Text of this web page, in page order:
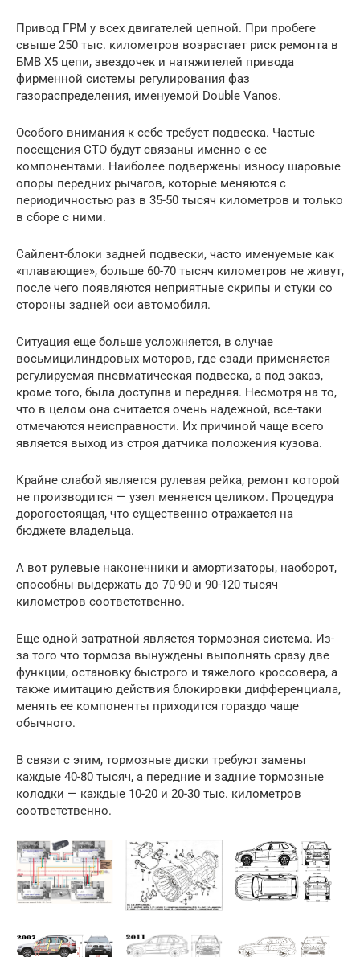
Привод ГРМ у всех двигателей цепной. При пробеге
свыше 250 тыс. километров возрастает риск ремонта в
БМВ Х5 цепи, звездочек и натяжителей привода
фирменной системы регулирования фаз
газораспределения, именуемой Double Vanos.
Особого внимания к себе требует подвеска. Частые
посещения СТО будут связаны именно с ее
компонентами. Наиболее подвержены износу шаровые
опоры передних рычагов, которые меняются с
периодичностью раз в 35-50 тысяч километров и только
в сборе с ними.
Сайлент-блоки задней подвески, часто именуемые как
«плавающие», больше 60-70 тысяч километров не живут,
после чего появляются неприятные скрипы и стуки со
стороны задней оси автомобиля.
Ситуация еще больше усложняется, в случае
восьмицилиндровых моторов, где сзади применяется
регулируемая пневматическая подвеска, а под заказ,
кроме того, была доступна и передняя. Несмотря на то,
что в целом она считается очень надежной, все-таки
отмечаются неисправности. Их причиной чаще всего
является выход из строя датчика положения кузова.
Крайне слабой является рулевая рейка, ремонт которой
не производится — узел меняется целиком. Процедура
дорогостоящая, что существенно отражается на
бюджете владельца.
А вот рулевые наконечники и амортизаторы, наоборот,
способны выдержать до 70-90 и 90-120 тысяч
километров соответственно.
Еще одной затратной является тормозная система. Из-
за того что тормоза вынуждены выполнять сразу две
функции, остановку быстрого и тяжелого кроссовера, а
также имитацию действия блокировки дифференциала,
менять ее компоненты приходится гораздо чаще
обычного.
В связи с этим, тормозные диски требуют замены
каждые 40-80 тысяч, а передние и задние тормозные
колодки — каждые 10-20 и 20-30 тыс. километров
соответственно.